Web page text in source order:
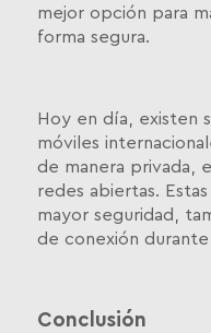
mejor opción para
forma segura.
Hoy en día, existen
móviles
de manera privada,
redes abiertas.
mayor seguridad,
de conexión durante
Conclusión